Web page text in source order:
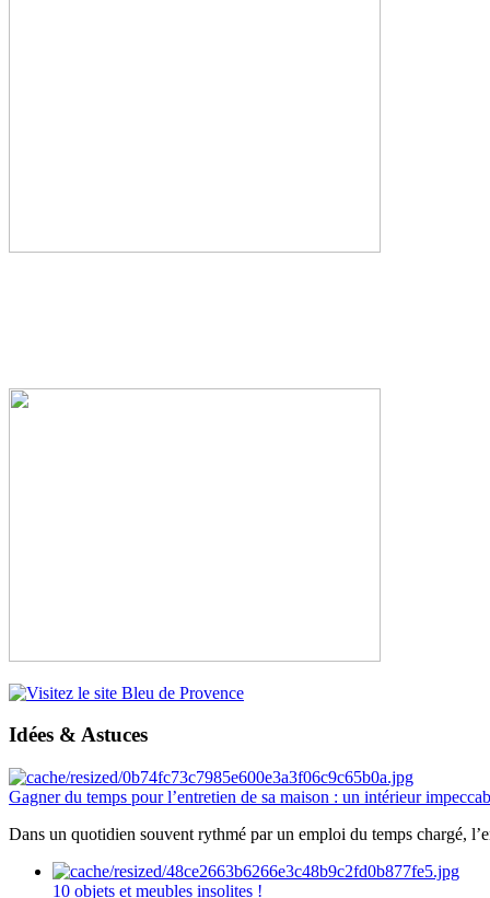
Idées & Astuces
Gagner du temps pour l’entretien de sa maison : un intérieur
Dans un quotidien souvent rythmé par un emploi du temps chargé,
10 objets et meubles insolites !